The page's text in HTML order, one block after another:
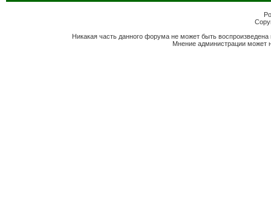
Никакая часть данного форума не может быть
Мнение администрации может